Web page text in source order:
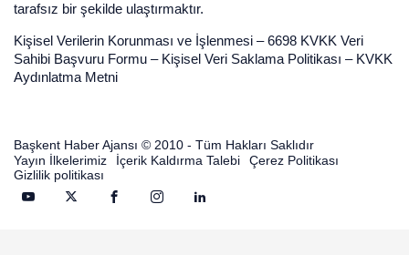
tarafsız bir şekilde ulaştırmaktır.
Kişisel Verilerin Korunması ve İşlenmesi –6698 KVKK Veri
Sahibi Başvuru Formu – Kişisel Veri Saklama Politikası – KVKK
Aydınlatma Metni
Başkent Haber Ajansı © 2010 - Tüm Hakları Saklıdır
Yayın İlkelerimiz
İçerik Kaldırma Talebi
Çerez Politikası
Gizlilik politikası